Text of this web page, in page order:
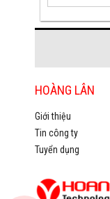
HOÀNG LÂN
Giới thiệu
Tin công ty
Tuyển dụng